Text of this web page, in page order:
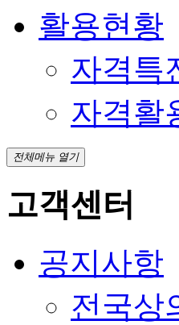
활용현황
자격특
자격활
전체메뉴 열기
고객센터
공지사항
전국상